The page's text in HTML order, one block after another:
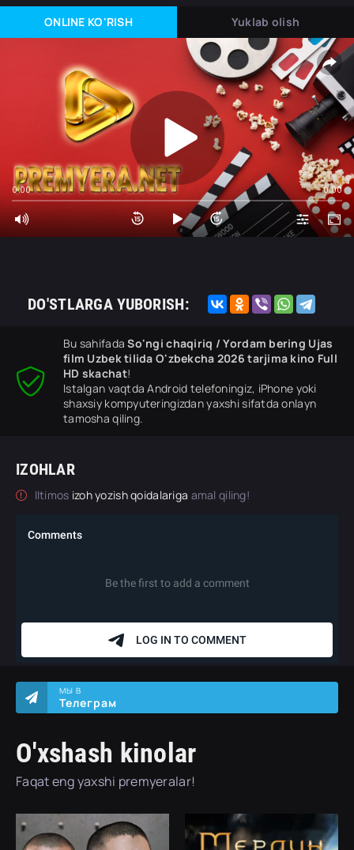
ONLINE KO'RISH Yuklab olish
0:00 0:00
DO'STLARGA YUBORISH:
Bu sahifadaSo'ngi chaqiriq / Yordam bering Ujas
film Uzbek tilida O'zbekcha 2026 tarjima kino Full
HD skachat!
Istalgan vaqtda Android telefoningiz, iPhone yoki
shaxsiy kompyuteringizdan yaxshi sifatda onlayn
tamosha qiling.
IZOHLAR
Iltimos izoh yozish qoidalariga amal qiling!
O'xshash kinolar
Faqat eng yaxshi premyeralar!
МЫ В
Телеграм